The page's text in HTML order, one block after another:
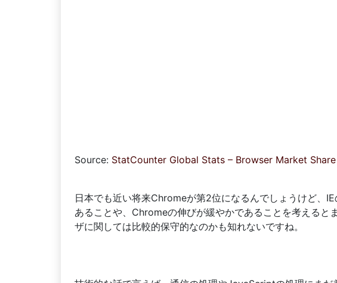
Source: StatCounter Global Stats – Browser Market Share
日本でも近い将来Chromeが第2位になるんでしょうけど、
あることや、Chromeの伸びが緩やかであることを考えると
ザに関しては比較的保守的なのかも知れないですね。